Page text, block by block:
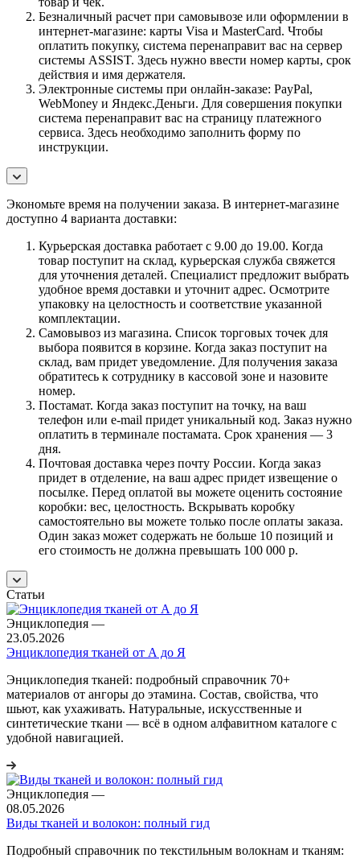
Безналичный расчет при самовывозе или оформлении в
интернет-магазине: карты Visa и MasterCard. Чтобы
оплатить покупку, система перенаправит вас на сервер
системы ASSIST. Здесь нужно ввести номер карты, срок
действия и имя держателя.
Электронные системы при онлайн-заказе: PayPal,
WebMoney и Яндекс.Деньги. Для совершения покупки
система перенаправит вас на страницу платежного
сервиса. Здесь необходимо заполнить форму по
инструкции.
Экономьте время на получении заказа. В интернет-магазине
доступно 4 варианта доставки:
Курьерская доставка работает с 9.00 до 19.00. Когда
товар поступит на склад, курьерская служба свяжется
для уточнения деталей. Специалист предложит выбрать
удобное время доставки и уточнит адрес. Осмотрите
упаковку на целостность и соответствие указанной
комплектации.
Самовывоз из магазина. Список торговых точек для
выбора появится в корзине. Когда заказ поступит на
склад, вам придет уведомление. Для получения заказа
обратитесь к сотруднику в кассовой зоне и назовите
номер.
Постамат. Когда заказ поступит на точку, на ваш
телефон или e-mail придет уникальный код. Заказ нужно
оплатить в терминале постамата. Срок хранения — 3
дня.
Почтовая доставка через почту России. Когда заказ
придет в отделение, на ваш адрес придет извещение о
посылке. Перед оплатой вы можете оценить состояние
коробки: вес, целостность. Вскрывать коробку
самостоятельно вы можете только после оплаты заказа.
Один заказ может содержать не больше 10 позиций и
его стоимость не должна превышать 100 000 р.
Статьи
Энциклопедия —
23.05.2026
Энциклопедия тканей от А до Я
Энциклопедия тканей: подробный справочник 70+
материалов от ангоры до этамина. Состав, свойства, что
шьют, как ухаживать. Натуральные, искусственные и
синтетические ткани — всё в одном алфавитном каталоге с
удобной навигацией.
Энциклопедия —
08.05.2026
Виды тканей и волокон: полный гид
Подробный справочник по текстильным волокнам и тканям: